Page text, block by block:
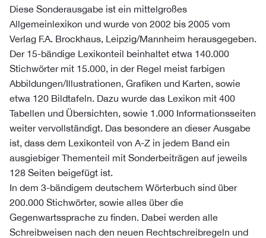
Diese Sonderausgabe ist ein mittelgroßes
Allgemeinlexikon und wurde von 2002 bis 2005 vom
Verlag F.A. Brockhaus, Leipzig/Mannheim herausgegeben.
Der 15-bändige Lexikonteil beinhaltet etwa 140.000
Stichwörter mit 15.000, in der Regel meist farbigen
Abbildungen/Illustrationen, Grafiken und Karten, sowie
etwa 120 Bildtafeln. Dazu wurde das Lexikon mit 400
Tabellen und Übersichten, sowie 1.000 Informationsseiten
weiter vervollständigt. Das besondere an dieser Ausgabe
ist, dass dem Lexikonteil von A-Z in jedem Band ein
ausgiebiger Thementeil mit Sonderbeiträgen auf jeweils
128 Seiten beigefügt ist.
In dem 3-bändigem deutschem Wörterbuch sind über
200.000 Stichwörter, sowie alles über die
Gegenwartssprache zu finden. Dabei werden alle
Schreibweisen nach den neuen Rechtschreibregeln und